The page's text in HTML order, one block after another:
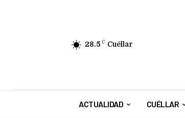
28.5 C Cuéllar
ACTUALIDAD CUÉLLAR